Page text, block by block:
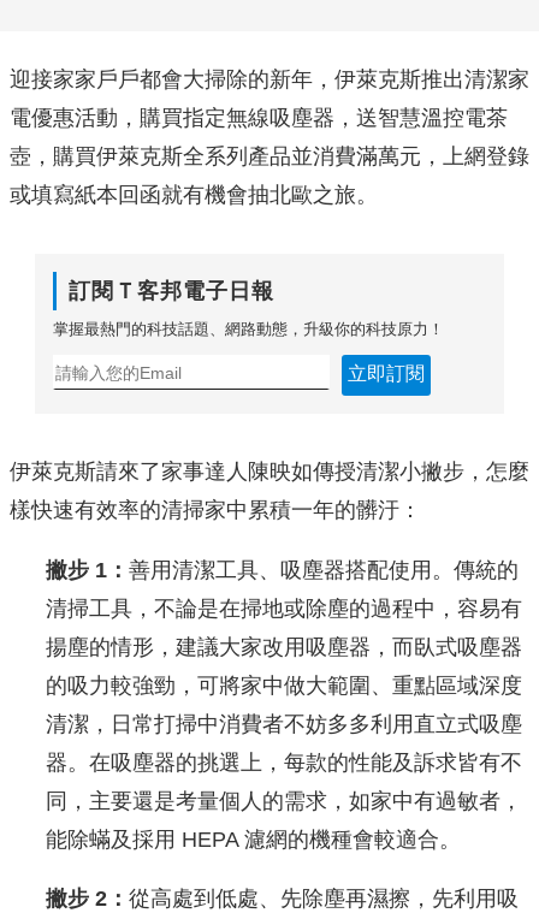
迎接家家戶戶都會大掃除的新年，伊萊克斯推出清潔家
電優惠活動，購買指定無線吸塵器，送智慧溫控電茶
壺，購買伊萊克斯全系列產品並消費滿萬元，上網登錄
或填寫紙本回函就有機會抽北歐之旅。
訂閱Ｔ客邦電子日報
掌握最熱門的科技話題、網路動態，升級你的科技原力！
立即訂閱
伊萊克斯請來了家事達人陳映如傳授清潔小撇步，怎麼
樣快速有效率的清掃家中累積一年的髒汙：
撇步 1： 善用清潔工具、吸塵器搭配使用。傳統的
清掃工具，不論是在掃地或除塵的過程中，容易有
揚塵的情形，建議大家改用吸塵器，而臥式吸塵器
的吸力較強勁，可將家中做大範圍、重點區域深度
清潔，日常打掃中消費者不妨多多利用直立式吸塵
器。在吸塵器的挑選上，每款的性能及訴求皆有不
同，主要還是考量個人的需求，如家中有過敏者，
能除蟎及採用 HEPA 濾網的機種會較適合。
撇步 2： 從高處到低處、先除塵再濕擦，先利用吸